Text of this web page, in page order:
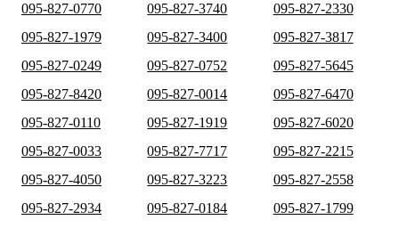
095-827-0770
095-827-3740
095-827-2330
095-827-1979
095-827-3400
095-827-3817
095-827-0249
095-827-0752
095-827-5645
095-827-8420
095-827-0014
095-827-6470
095-827-0110
095-827-1919
095-827-6020
095-827-0033
095-827-7717
095-827-2215
095-827-4050
095-827-3223
095-827-2558
095-827-2934
095-827-0184
095-827-1799